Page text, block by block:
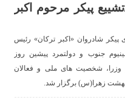
پیکر مرحوم اکبر
پیکر شادروان «اکبر ترکان» رئیس
جنوب و دولتمرد پیشین روز
از وزرا، شخصیت های ملی و فعالان
زهرا(س) برگزار شد.